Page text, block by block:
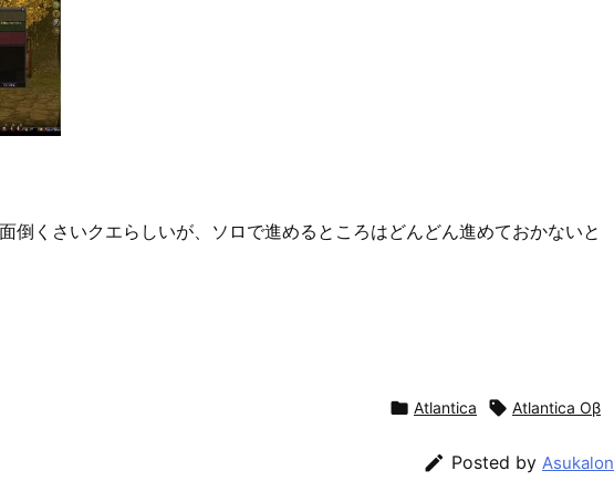
倒くさいクエらしいが、ソロで進めるところはどんどん進めておかないと
 Atlantica  Atlantica Oβ
 Posted by Asukalon